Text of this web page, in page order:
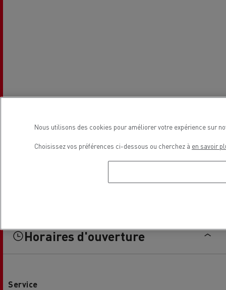
Horaires d'ouverture
Service
Nous utilisons des cookies pour améliorer votre expérience sur
Choisissez vos préférences ci-dessous ou cherchez à en savoir